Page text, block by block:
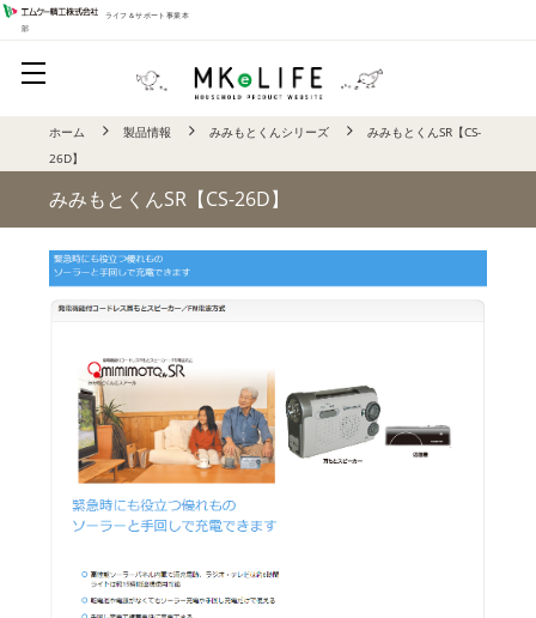
ライフ＆サポート事業本
部
ホーム 製品情報 みみもとくんシリーズ
みみもとくんSR【CS-
26D】
みみもとくんSR【CS-26D】